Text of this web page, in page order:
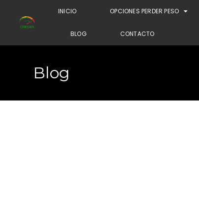
INICIO OPCIONES PERDER PESO
BLOG CONTACTO
Blog